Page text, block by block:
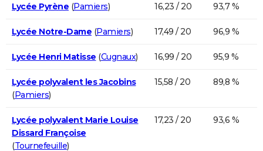
Lycée Pyrène (Pamiers) 16,23 / 20 93,7 %
Lycée Notre-Dame (Pamiers) 17,49 / 20 96,9 %
Lycée Henri Matisse (Cugnaux) 16,99 / 20 95,9 %
Lycée polyvalent les Jacobins
(Pamiers)
15,58 / 20 89,8 %
Lycée polyvalent Marie Louise
Dissard Françoise
(Tournefeuille)
17,23 / 20 93,6 %